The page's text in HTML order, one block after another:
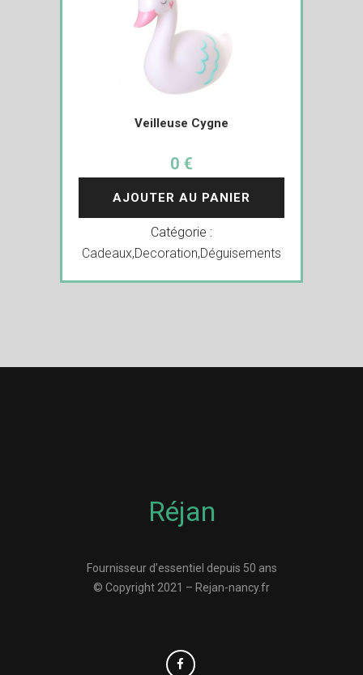
Veilleuse Cygne
0 €
AJOUTER AU PANIER
Catégorie :
Cadeaux,Decoration,Déguisements
Réjan
Fournisseur d’essentiel depuis 50 ans
© Copyright 2021 – Rejan-nancy.fr